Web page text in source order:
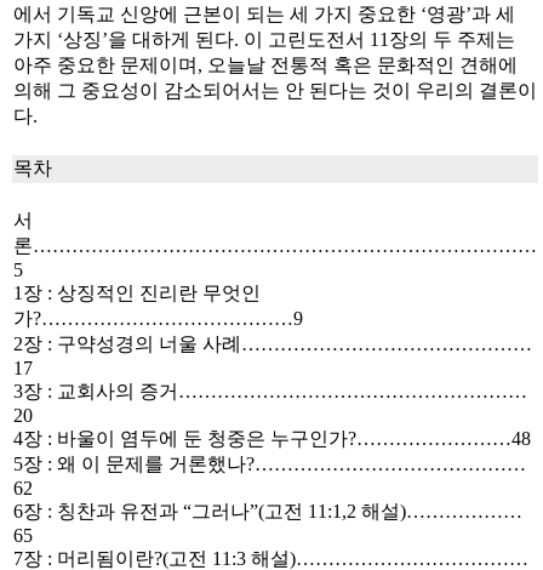
에서 기독교 신앙에 근본이 되는 세 가지 중요한 ‘영광’과 세
가지 ‘상징’을 대하게 된다. 이 고린도전서 11장의 두 주제는
아주 중요한 문제이며, 오늘날 전통적 혹은 문화적인 견해에
의해 그 중요성이 감소되어서는 안 된다는 것이 우리의 결론이
다.
목차
서
론……………………………………………………………………
5
1장 : 상징적인 진리란 무엇인
가?…………………………………9
2장 : 구약성경의 너울 사례………………………………………
17
3장 : 교회사의 증거………………………………………………
20
4장 : 바울이 염두에 둔 청중은 누구인가?……………………48
5장 : 왜 이 문제를 거론했나?……………………………………
62
6장 : 칭찬과 유전과 “그러나”(고전 11:1,2 해설)………………
65
7장 : 머리됨이란?(고전 11:3 해설)………………………………